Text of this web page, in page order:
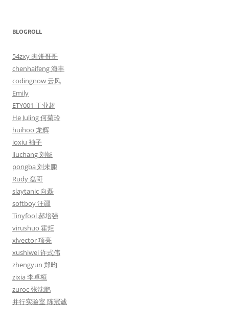
BLOGROLL
54zxy 肉饼哥哥
chenhaifeng 海丰
codingnow 云风
Emily
ETY001 于业超
He Juling 何菊玲
huihoo 龙辉
ioxiu 袖子
liuchang 刘畅
pongba 刘未鹏
Rudy 磊哥
slaytanic 向磊
softboy 汪疆
Tinyfool 郝培强
virushuo 霍炬
xlvector 项亮
xushiwei 许式伟
zhengyun 郑昀
zixia 李卓桓
zuroc 张沈鹏
并行实验室 陈冠诚